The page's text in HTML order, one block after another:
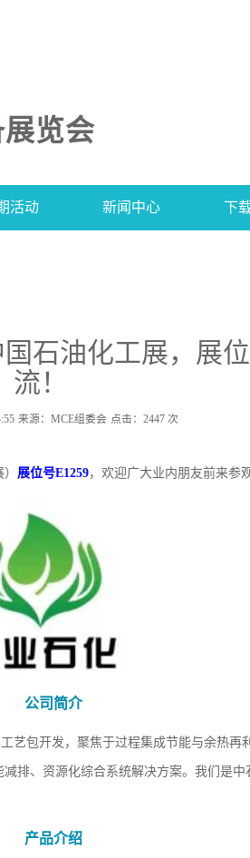
览会
活动 新闻中心 下
石油化工展，展
流！
来源：MCE组委会 点击： 2447 次
展位号E1259，欢迎广大业内朋友前来参
公司简介
艺包开发，聚焦于过程集成节能与余热
排、资源化综合系统解决方案。我们是
产品介绍